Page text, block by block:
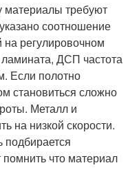
материалы требуют
соотношение
на регулировочном
ДСП частота
Если полотно
становиться сложно
Металл и
на низкой скорости.
подбирается
что материал